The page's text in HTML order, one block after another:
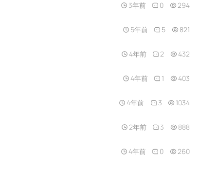
3年前 0 294
5年前 5 821
4年前 2 432
4年前 1 403
4年前 3 1034
2年前 3 888
4年前 0 260